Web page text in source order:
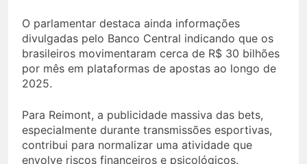
O parlamentar destaca ainda informações
divulgadas pelo Banco Central indicando que os
brasileiros movimentaram cerca de R$ 30 bilhões
por mês em plataformas de apostas ao longo de
2025.
Para Reimont, a publicidade massiva das bets,
especialmente durante transmissões esportivas,
contribui para normalizar uma atividade que
envolve riscos financeiros e psicológicos.